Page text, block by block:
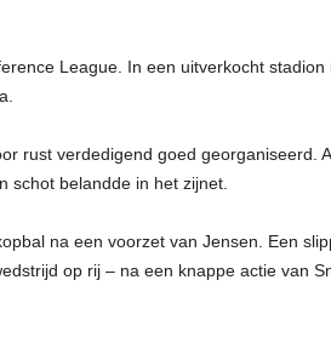
League. In een uitverkocht
rust verdedigend goed georganiseerd.
schot belandde in het zijnet.
na een voorzet van Jensen. Een
op rij – na een knappe actie van